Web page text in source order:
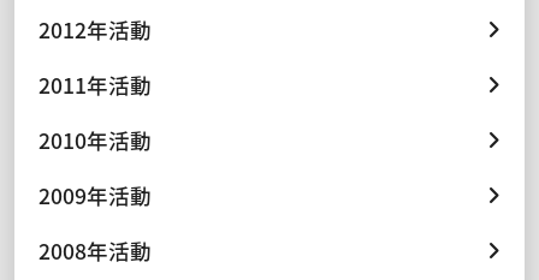
2012年活動
2011年活動
2010年活動
2009年活動
2008年活動